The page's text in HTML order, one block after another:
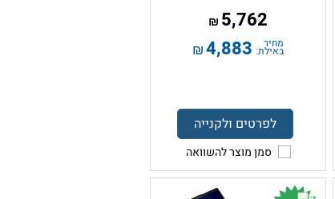
5,762
₪
מחיר
באילת: 4,883
₪
לפרטים ולקנייה
סמן מוצר להשוואה